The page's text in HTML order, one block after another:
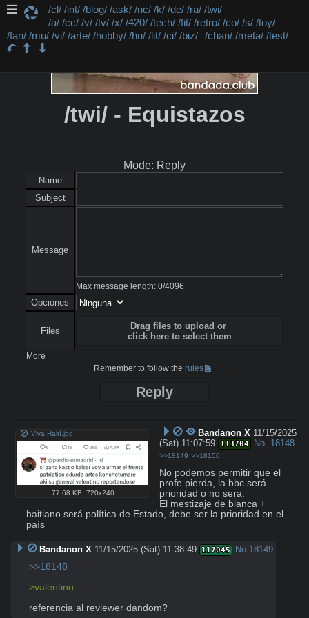
/cl/ /int/ /blog/ /ask/ /nc/ /k/ /de/ /ra/ /twi/
/a/ /cc/ /v/ /tv/ /x/ /420/ /tech/ /fit/ /retro/ /co/ /s/ /toy/
/fan/ /mu/ /vi/ /arte/ /hobby/ /hu/ /lit/ /ci/ /biz/ /chan/ /meta/ /test/
/twi/ - Equistazos
Mode: Reply
Name
Subject
Message
Max message length: 0/4096
Opciones
Files
Drag files to upload or
click here to select them
More
Remember to follow therules
Reply
Viva Haití.jpg
77.68 KB 720x240
Bandanon X 11/15/2025
(Sat) 11:07:59 113704 No. 18148
>>18149 >>18150
No podemos permitir que el
profe pierda, la bbc será
prioridad o no sera.
El mestizaje de blanca +
haitiano será política de Estado, debe ser la prioridad en el
país
Bandanon X 11/15/2025 (Sat) 11:38:49 117045 No.18149
>>18148
>valentino
referencia al reviewer dandom?